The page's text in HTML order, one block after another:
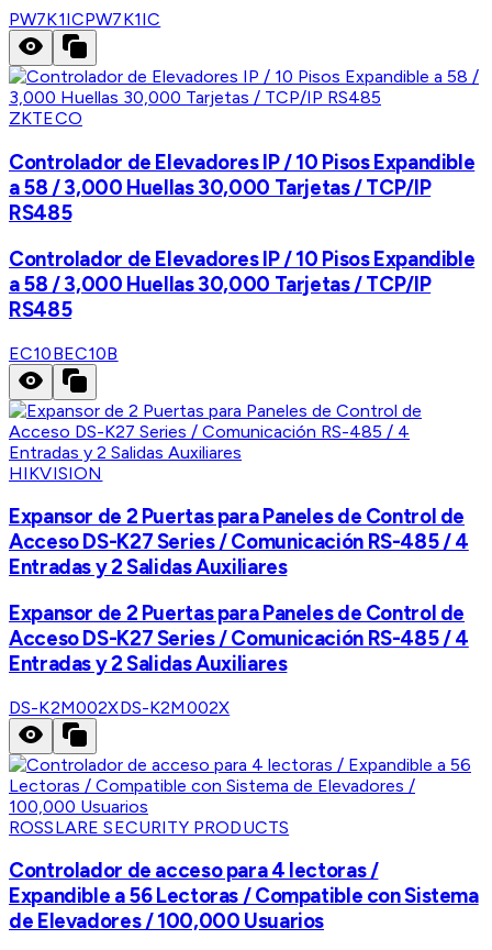
PW7K1ICPW7K1IC
ZKTECO
Controlador de Elevadores IP / 10 Pisos Expandible
a 58 / 3,000 Huellas 30,000 Tarjetas / TCP/IP
RS485
Controlador de Elevadores IP / 10 Pisos Expandible
a 58 / 3,000 Huellas 30,000 Tarjetas / TCP/IP
RS485
EC10BEC10B
HIKVISION
Expansor de 2 Puertas para Paneles de Control de
Acceso DS-K27 Series / Comunicación RS-485 / 4
Entradas y 2 Salidas Auxiliares
Expansor de 2 Puertas para Paneles de Control de
Acceso DS-K27 Series / Comunicación RS-485 / 4
Entradas y 2 Salidas Auxiliares
DS-K2M002XDS-K2M002X
ROSSLARE SECURITY PRODUCTS
Controlador de acceso para 4 lectoras /
Expandible a 56 Lectoras / Compatible con Sistema
de Elevadores / 100,000 Usuarios